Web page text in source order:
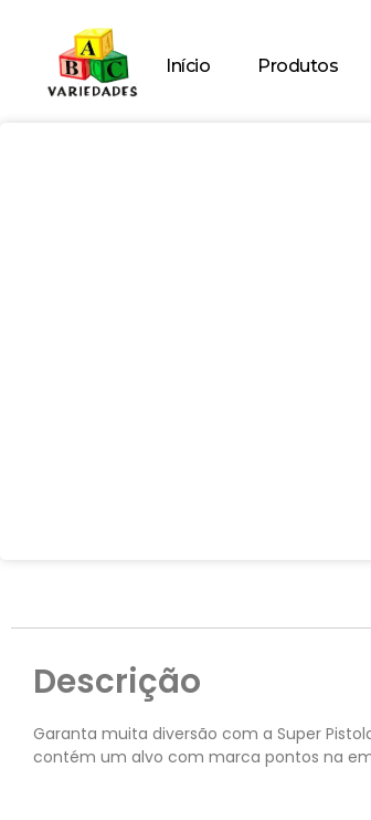
Início Produtos
Descrição
Garanta muita diversão com a Super
contém um alvo com marca pontos na